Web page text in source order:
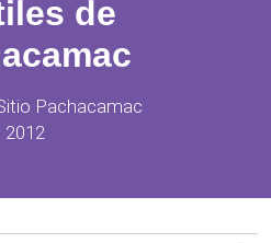
de
Pachacamac
2012